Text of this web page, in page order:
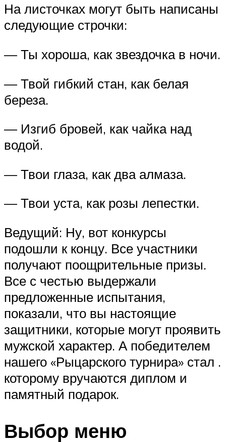
На листочках могут быть написаны
следующие строчки:
— Ты хороша, как звездочка в ночи.
— Твой гибкий стан, как белая
береза.
— Изгиб бровей, как чайка над
водой.
— Твои глаза, как два алмаза.
— Твои уста, как розы лепестки.
Ведущий: Ну, вот конкурсы
подошли к концу. Все участники
получают поощрительные призы.
Все с честью выдержали
предложенные испытания,
показали, что вы настоящие
защитники, которые могут проявить
мужской характер. А победителем
нашего «Рыцарского турнира» стал .
которому вручаются диплом и
памятный подарок.
Выбор меню